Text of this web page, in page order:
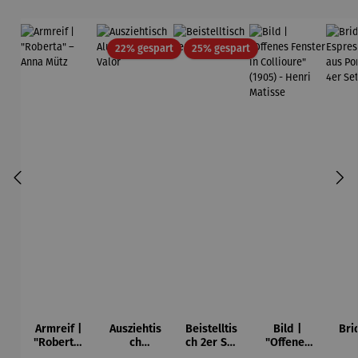
Armreif |
"Roberta"
22% gespartRabatt
Ausziehtis
ch
25% gespartRabatt
Beistelltis
ch 2er Set
Bild |
"Offenes